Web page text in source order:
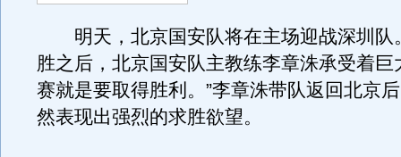
明天，北京国安队将在主场迎战深圳队
胜之后，北京国安队主教练李章洙承受着巨
赛就是要取得胜利。”李章洙带队返回北京
然表现出强烈的求胜欲望。